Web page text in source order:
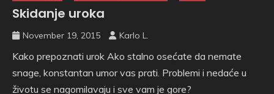
Skidanje uroka
November 19, 2015 Karlo L.
Kako prepoznati urok Ako stalno osećate da nemate
snage, konstantan umor vas prati. Problemi i nedaće u
životu se nagomilavaju i sve vam je gore?